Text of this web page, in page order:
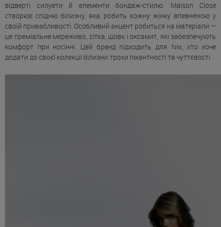
відверті силуети й елементи бондаж-стилю. Maison Close
створює спідню білизну, яка робить кожну жінку впевненою у
своїй привабливості. Особливий акцент робиться на матеріали —
це преміальне мереживо, сітка, шовк і оксамит, які забезпечують
комфорт при носінні. Цей бренд підходить для тих, хто хоче
додати до своєї колекції білизни трохи пікантності та чуттєвості.